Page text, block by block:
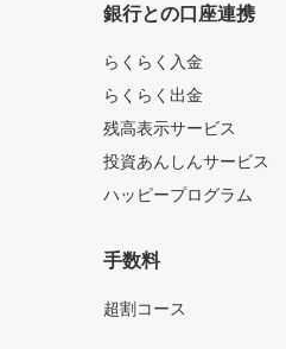
銀行との口座連携
らくらく入金
らくらく出金
残高表示サービス
投資あんしんサービス
ハッピープログラム
手数料
超割コース